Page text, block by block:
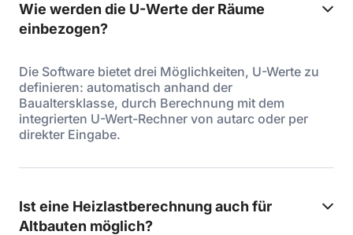
Wie werden die U-Werte der Räume
einbezogen?
Die Software bietet drei Möglichkeiten, U-Werte zu
definieren: automatisch anhand der
Baualtersklasse, durch Berechnung mit dem
integrierten U-Wert-Rechner von autarc oder per
direkter Eingabe.
Ist eine Heizlastberechnung auch für
Altbauten möglich?